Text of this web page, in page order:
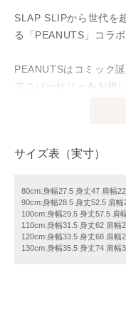
SLAP SLIPから世代を
る「PEANUTS」コラ
PEANUTSはコミック
アニバーサリーをお祝
ス。
コロンとまあるいパフ
リー。
胸元にはみんなが大好
バックに大きくほどこ
「ダイヤモンド・ジュ
で、ロゴのシンボルと
サイズ表（実寸）
80cm:身幅27.5 身丈47 肩幅
90cm:身幅28.5 身丈52.5 肩幅
100cm:身幅29.5 身丈57.5 肩
110cm:身幅31.5 身丈62 肩幅
120cm:身幅33.5 身丈68 肩幅
130cm:身幅35.5 身丈74 肩幅